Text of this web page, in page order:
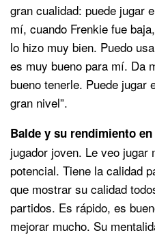
gran cualidad: puede jugar
mí, cuando Frenkie fue
lo hizo muy bien. Puedo
es muy bueno para mí. Da
bueno tenerle. Puede jugar
gran nivel”.
Balde y su rendimiento
jugador joven. Le veo jugar
potencial. Tiene la calidad
que mostrar su calidad
partidos. Es rápido, es
mejorar mucho. Su